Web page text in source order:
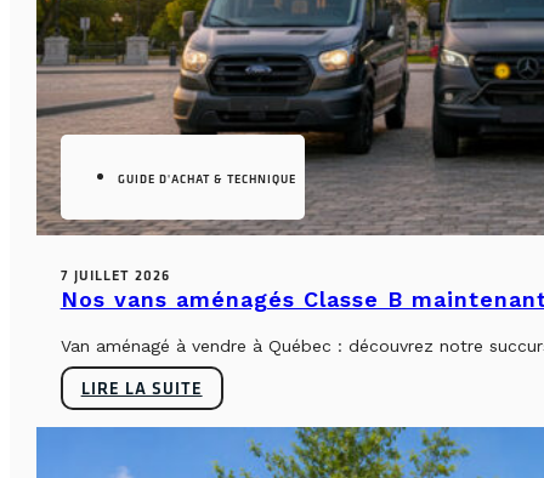
GUIDE D'ACHAT & TECHNIQUE
7 JUILLET 2026
Nos vans aménagés Classe B
Van aménagé à vendre à Québec : découvrez notre
LIRE LA SUITE